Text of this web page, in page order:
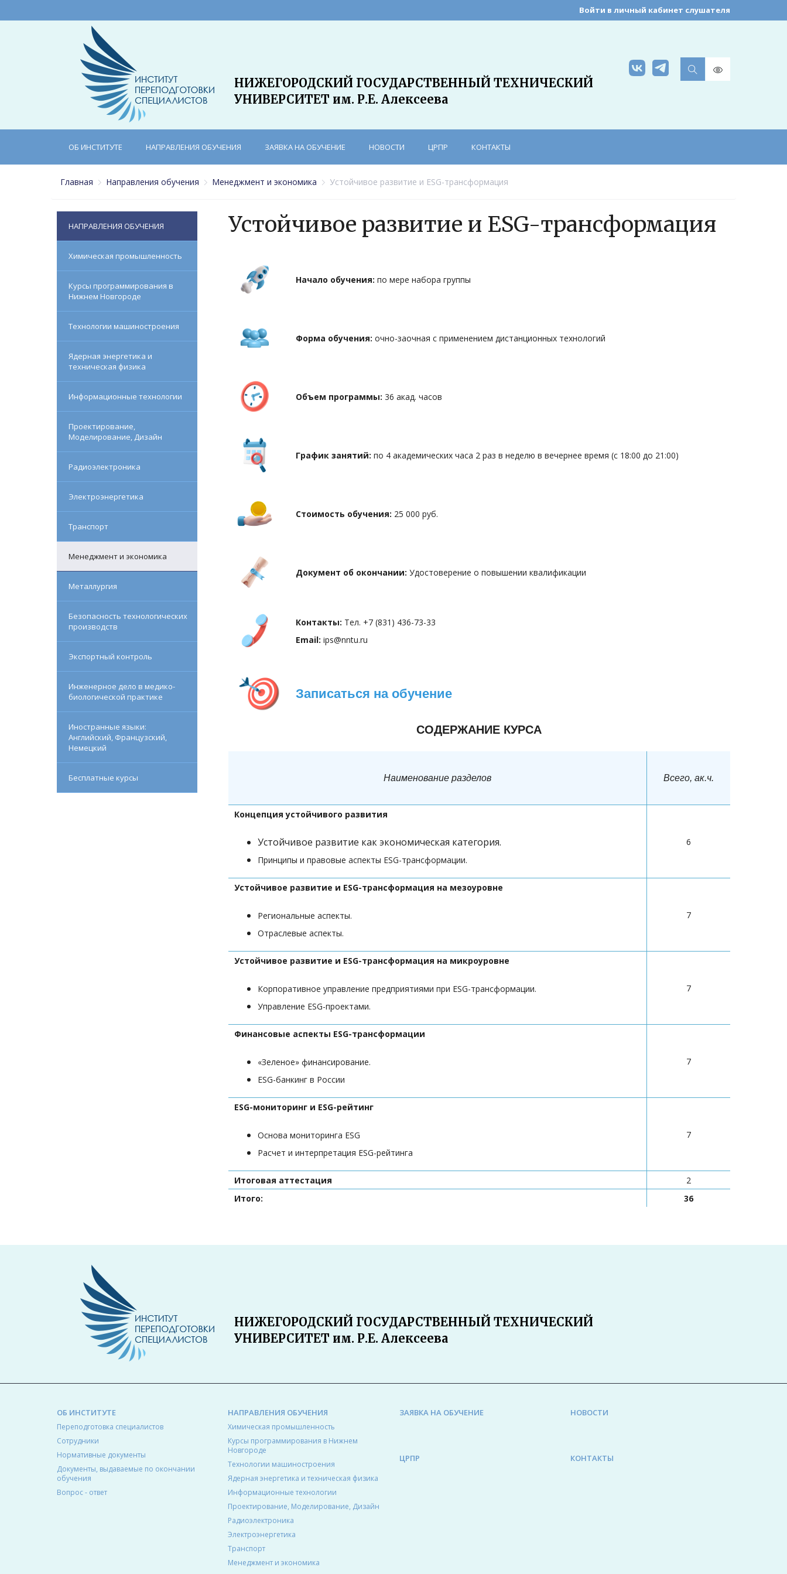
Войти в личный кабинет слушателя
НИЖЕГОРОДСКИЙ ГОСУДАРСТВЕННЫЙ ТЕХНИЧЕСКИЙ
УНИВЕРСИТЕТ им. Р.Е. Алексеева
ОБ ИНСТИТУТЕ НАПРАВЛЕНИЯ ОБУЧЕНИЯ ЗАЯВКА НА ОБУЧЕНИЕ НОВОСТИ ЦРПР КОНТАКТЫ
Главная Направления обучения Менеджмент и экономика Устойчивое развитие и ESG-трансформация
НАПРАВЛЕНИЯ ОБУЧЕНИЯ
Химическая промышленность
Курсы программирования в
Нижнем Новгороде
Технологии машиностроения
Ядерная энергетика и
техническая физика
Информационные технологии
Проектирование,
Моделирование, Дизайн
Радиоэлектроника
Электроэнергетика
Транспорт
Менеджмент и экономика
Металлургия
Безопасность технологических
производств
Экспортный контроль
Инженерное дело в медико-
биологической практике
Иностранные языки:
Английский, Французский,
Немецкий
Бесплатные курсы
Устойчивое развитие и ESG-трансформация
Начало обучения: по мере набора группы
Форма обучения: очно-заочная с применением дистанционных технологий
Объем программы: 36 акад. часов
График занятий: по 4 академических часа 2 раз в неделю в вечернее время (с 18:00 до 21:00)
Стоимость обучения: 25 000 руб.
Документ об окончании: Удостоверение о повышении квалификации
Контакты: Тел. +7 (831) 436-73-33
Email: ips@nntu.ru
Записаться на обучение
СОДЕРЖАНИЕ КУРСА
Наименование разделов Всего, ак.ч.
Концепция устойчивого развития
Устойчивое развитие как экономическая категория.
Принципы и правовые аспекты ESG-трансформации.
6
Устойчивое развитие и ESG-трансформация на мезоуровне
Региональные аспекты.
Отраслевые аспекты.
7
Устойчивое развитие и ESG-трансформация на микроуровне
Корпоративное управление предприятиями при ESG-трансформации.
Управление ESG-проектами.
7
Финансовые аспекты ESG-трансформации
«Зеленое» финансирование.
ESG-банкинг в России
7
ESG-мониторинг и ESG-рейтинг
Основа мониторинга ESG
Расчет и интерпретация ESG-рейтинга
7
Итоговая аттестация
2
Итого:
36
НИЖЕГОРОДСКИЙ ГОСУДАРСТВЕННЫЙ ТЕХНИЧЕСКИЙ
УНИВЕРСИТЕТ им. Р.Е. Алексеева
ОБ ИНСТИТУТЕ
Переподготовка специалистов
Сотрудники
Нормативные документы
Документы, выдаваемые по окончании
обучения
Вопрос - ответ
НАПРАВЛЕНИЯ ОБУЧЕНИЯ
Химическая промышленность
Курсы программирования в Нижнем
Новгороде
Технологии машиностроения
Ядерная энергетика и техническая физика
Информационные технологии
Проектирование, Моделирование, Дизайн
Радиоэлектроника
Электроэнергетика
Транспорт
Менеджмент и экономика
ЗАЯВКА НА ОБУЧЕНИЕ НОВОСТИ
ЦРПР КОНТАКТЫ